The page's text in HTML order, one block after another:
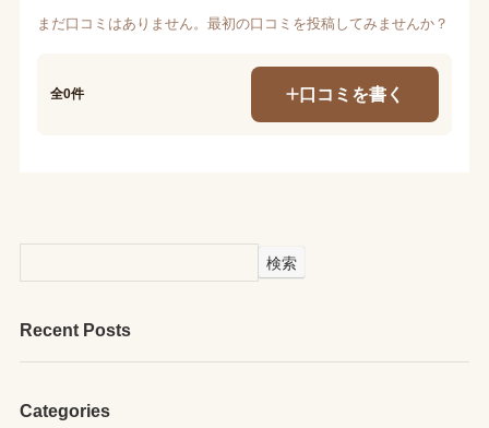
まだ口コミはありません。最初の口コミを投稿してみませんか？
全0件 口コミを書く
検索
Recent Posts
Categories